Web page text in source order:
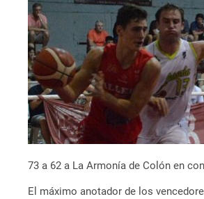
73 a 62 a La Armonía de Colón en
El máximo anotador de los